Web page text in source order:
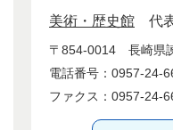
美術・歴史館 代
〒854-0014
長崎県
電話番号：0957-24-
ファクス：0957-24-